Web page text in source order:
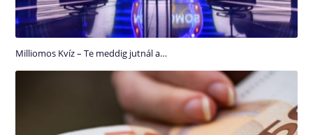
Milliomos Kvíz – Te meddig jutnál a…